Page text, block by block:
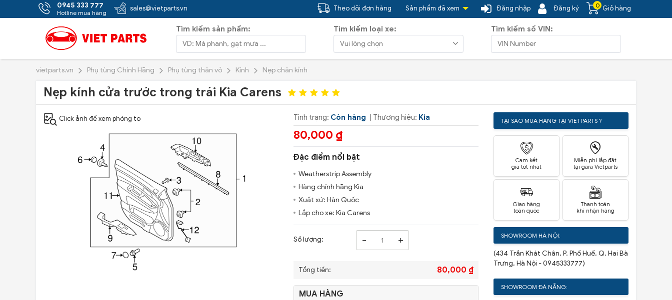
0945 333 777
Hotline mua hàng
sales@vietparts.vn 0 Giỏ hàng
Đăng ký
Đăng nhập
Sản phẩm đã xem
Theo dõi đơn hàng
Tìm kiếm sản phẩm: Tìm kiếm loại xe: Tìm kiếm số VIN:
vietparts.vn Phụ tùng Chính Hãng Phụ tùng thân vỏ Kính Nẹp chân kính
Nẹp kính cửa trước trong trái Kia Carens
Click ảnh để xem phóng to Tình trạng: Còn hàng | Thương hiệu: Kia
80,000 ₫
Đặc điểm nổi bật
Weatherstrip Assembly
Hàng chính hãng Kia
Xuất xứ: Hàn Quốc
Lắp cho xe: Kia Carens
Số lượng: - +
Tổng tiền: 80,000 ₫
MUA HÀNG
TẠI SAO MUA HÀNG TẠI VIETPARTS ?
Cam kết
giá tốt nhất
Miễn phí lắp đặt
tại gara Vietparts
Giao hàng
toàn quốc
Thanh toán
khi nhận hàng
SHOWROOM HÀ NỘI:
(434 Trần Khát Chân, P. Phố Huế, Q. Hai Bà
Trưng, Hà Nội - 0945333777)
SHOWROOM ĐÀ NẴNG: